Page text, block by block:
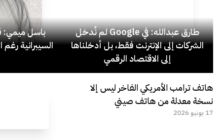
طارق عبدالله: في Google لم نُدخل
الشركات إلى الإنترنت فقط، بل أدخلناها
إلى الاقتصاد الرقمي
باسل ميمي:
السيبرانية رغم
هاتف ترامب الأمريكي الفاخر ليس إلا
نسخة معدلة من هاتف صيني
17 يونيو 2026